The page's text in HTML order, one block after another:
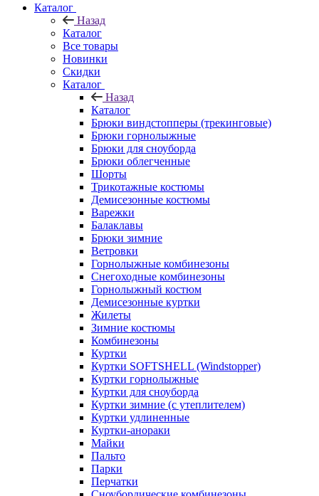
Каталог
Назад
Каталог
Все товары
Новинки
Скидки
Каталог
Назад
Каталог
Брюки виндстопперы (трекинговые)
Брюки горнолыжные
Брюки для сноуборда
Брюки облегченные
Шорты
Трикотажные костюмы
Демисезонные костюмы
Варежки
Балаклавы
Брюки зимние
Ветровки
Горнолыжные комбинезоны
Снегоходные комбинезоны
Горнолыжный костюм
Демисезонные куртки
Жилеты
Зимние костюмы
Комбинезоны
Куртки
Куртки SOFTSHELL (Windstopper)
Куртки горнолыжные
Куртки для сноуборда
Куртки зимние (с утеплителем)
Куртки удлиненные
Куртки-анораки
Майки
Пальто
Парки
Перчатки